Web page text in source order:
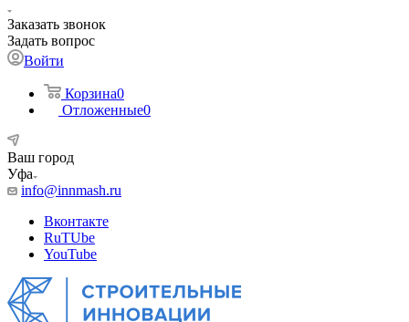
Заказать звонок
Задать вопрос
Войти
Корзина0
Отложенные0
Ваш город
Уфа
info@innmash.ru
Вконтакте
RuTUbe
YouTube